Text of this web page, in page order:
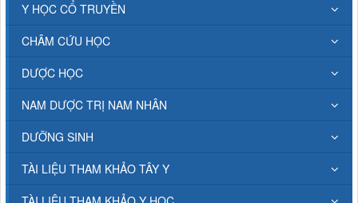
Y HỌC CỔ TRUYỀN
CHÂM CỨU HỌC
DƯỢC HỌC
NAM DƯỢC TRỊ NAM NHÂN
DƯỠNG SINH
TÀI LIỆU THAM KHẢO TÂY Y